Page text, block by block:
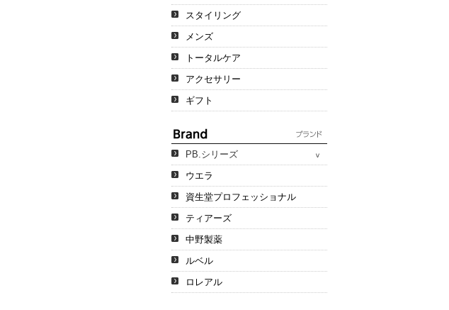
スタイリング
メンズ
トータルケア
アクセサリー
ギフト
PB.シリーズ
ウエラ
資生堂プロフェッショナル
ティアーズ
中野製薬
ルベル
ロレアル